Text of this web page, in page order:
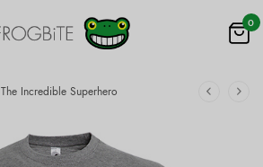
0
The Incredible Superhero